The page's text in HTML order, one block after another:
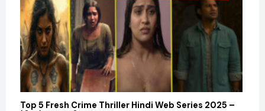
Top 5 Fresh Crime Thriller Hindi Web Series 2025 –